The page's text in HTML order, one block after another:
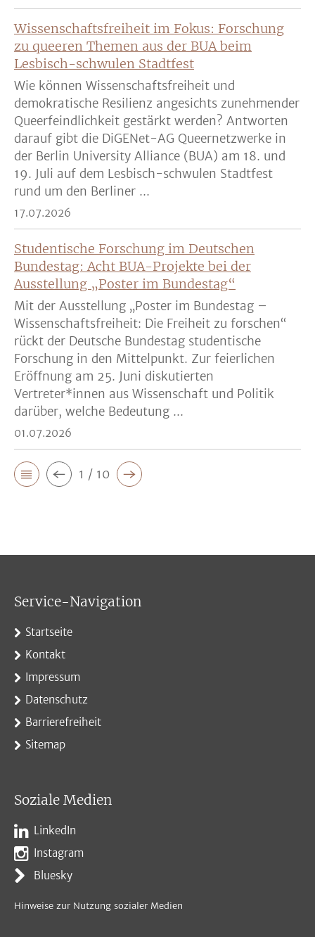
Wissenschaftsfreiheit im Fokus: Forschung
zu queeren Themen aus der BUA beim
Lesbisch-schwulen Stadtfest
Wie können Wissenschaftsfreiheit und
demokratische Resilienz angesichts zunehmender
Queerfeindlichkeit gestärkt werden? Antworten
darauf gibt die DiGENet-AG Queernetzwerke in
der Berlin University Alliance (BUA) am 18. und
19. Juli auf dem Lesbisch-schwulen Stadtfest
rund um den Berliner ...
17.07.2026
Studentische Forschung im Deutschen
Bundestag: Acht BUA-Projekte bei der
Ausstellung „Poster im Bundestag“
Mit der Ausstellung „Poster im Bundestag –
Wissenschaftsfreiheit: Die Freiheit zu forschen“
rückt der Deutsche Bundestag studentische
Forschung in den Mittelpunkt. Zur feierlichen
Eröffnung am 25. Juni diskutierten
Vertreter*innen aus Wissenschaft und Politik
darüber, welche Bedeutung ...
01.07.2026
1 / 10
Service-Navigation
Startseite
Kontakt
Impressum
Datenschutz
Barrierefreiheit
Sitemap
Soziale Medien
LinkedIn
Instagram
Bluesky
Hinweise zur Nutzung sozialer Medien